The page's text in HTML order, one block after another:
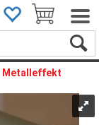
Metalleffekt